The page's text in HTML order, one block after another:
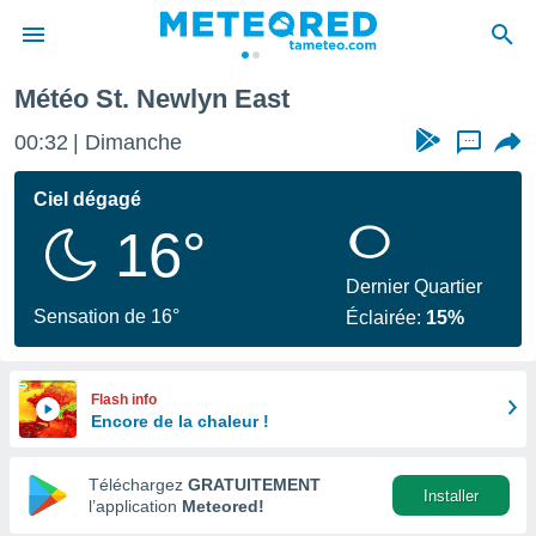
de
en
Météo St. Newlyn East
00:32 Dimanche ...
Ciel dégagé
16°
Sensation de 16°
Dernier Quartier
Éclairée: 15%
Flash info
Encore de la chaleur !
Téléchargez GRATUITEMENT
l’application Meteored!
Installer